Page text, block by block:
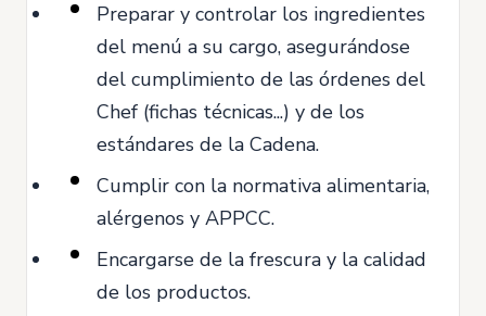
Preparar y controlar los ingredientes
del menú a su cargo, asegurándose
del cumplimiento de las órdenes del
Chef (fichas técnicas...) y de los
estándares de la Cadena.
Cumplir con la normativa alimentaria,
alérgenos y APPCC.
Encargarse de la frescura y la calidad
de los productos.